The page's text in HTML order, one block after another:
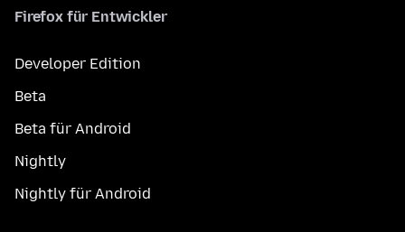
Firefox für Entwickler
Developer Edition
Beta
Beta für Android
Nightly
Nightly für Android